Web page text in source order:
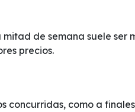
de semana suele ser
precios.
concurridas, como a